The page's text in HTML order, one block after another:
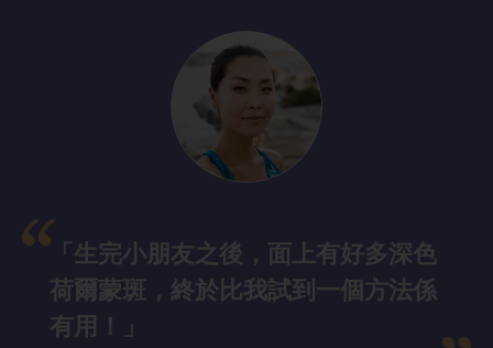
「生完小朋友之後，面上有好多深色
荷爾蒙斑，終於比我試到一個方法係
有用！」